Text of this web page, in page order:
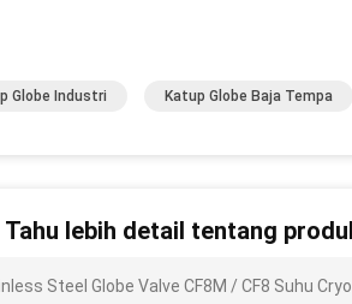
Globe Industri Katup Globe Baja Tempa
Tahu lebih detail tentang
Steel Globe Valve CF8M / CF8 Suhu